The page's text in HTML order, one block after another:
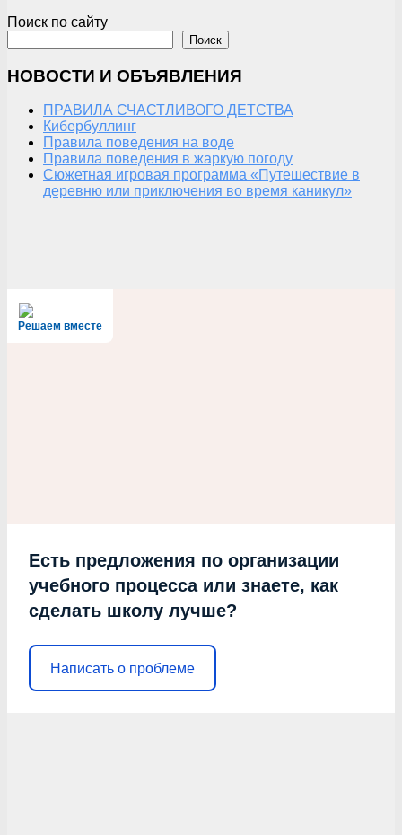
Поиск по сайту
Поиск
НОВОСТИ И ОБЪЯВЛЕНИЯ
ПРАВИЛА СЧАСТЛИВОГО ДЕТСТВА
Кибербуллинг
Правила поведения на воде
Правила поведения в жаркую погоду
Сюжетная игровая программа «Путешествие в
деревню или приключения во время каникул»
Решаем вместе
Есть предложения по организации
учебного процесса или знаете, как
сделать школу лучше?
Написать о проблеме